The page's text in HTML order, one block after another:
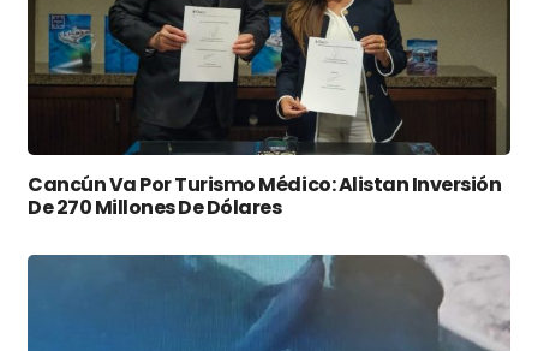
Cancún Va Por Turismo Médico: Alistan Inversión
De 270 Millones De Dólares